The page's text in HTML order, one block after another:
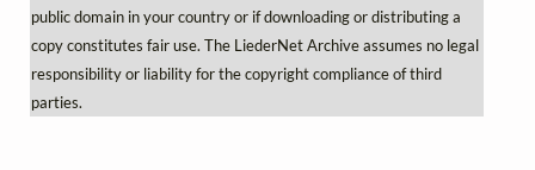
public domain in your country or if downloading or distributing a
copy constitutes fair use. The LiederNet Archive assumes no legal
responsibility or liability for the copyright compliance of third
parties.